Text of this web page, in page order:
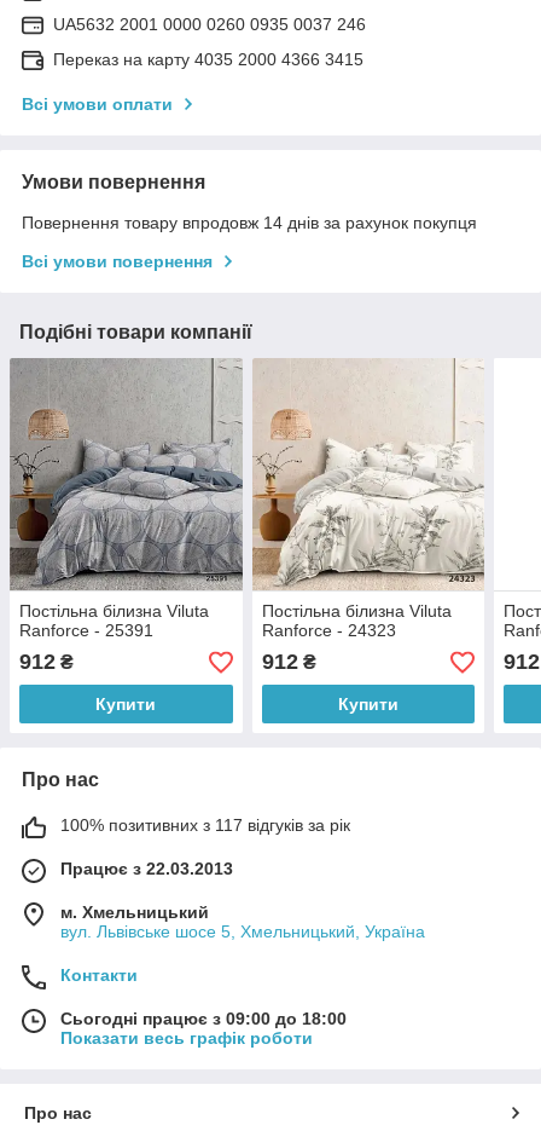
UA5632 2001 0000 0260 0935 0037 246
Переказ на карту 4035 2000 4366 3415
Всі умови оплати
Умови повернення
Повернення товару впродовж 14 днів за рахунок покупця
Всі умови повернення
Подібні товари компанії
Постільна білизна Viluta
Ranforce - 25391
912 ₴
Купити
Постільна білизна Viluta
Ranforce - 24323
912₴
Купити
912
Про нас
100% позитивних з 117 відгуків за рік
Працює з 22.03.2013
м. Хмельницький
вул. Львівське шосе 5, Хмельницький, Україна
Контакти
Сьогодні працює з 09:00 до 18:00
Показати весь графік роботи
Про нас